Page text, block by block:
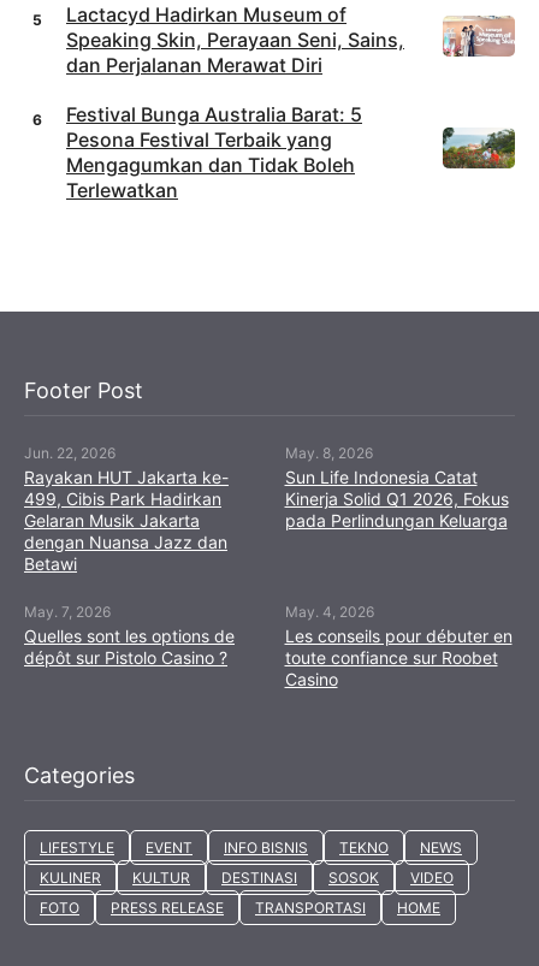
Lactacyd Hadirkan Museum of
Speaking Skin, Perayaan Seni, Sains,
dan Perjalanan Merawat Diri
Festival Bunga Australia Barat: 5
Pesona Festival Terbaik yang
Mengagumkan dan Tidak Boleh
Terlewatkan
Footer Post
Jun. 22, 2026
Rayakan HUT Jakarta ke-
499, Cibis Park Hadirkan
Gelaran Musik Jakarta
dengan Nuansa Jazz dan
Betawi
May. 8, 2026
Sun Life Indonesia Catat
Kinerja Solid Q1 2026, Fokus
pada Perlindungan Keluarga
May. 7, 2026
Quelles sont les options de
dépôt sur Pistolo Casino ?
May. 4, 2026
Les conseils pour débuter en
toute confiance sur Roobet
Casino
Categories
LIFESTYLE EVENT INFO BISNIS TEKNO
NEWS
KULINER
KULTUR DESTINASI SOSOK
VIDEO
FOTO
PRESS RELEASE TRANSPORTASI HOME